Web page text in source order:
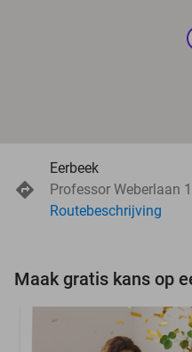
Eerbeek
Professor Weberlaan 1
Routebeschrijving